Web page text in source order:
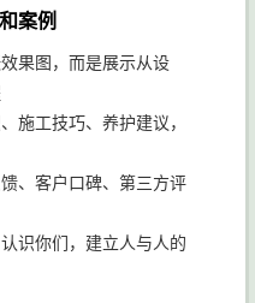
案例
果图，而是展示从设
施工技巧、养护建议，
、客户口碑、第三方评
识你们，建立人与人的